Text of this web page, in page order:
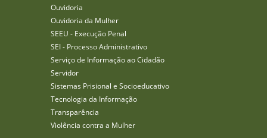
Ouvidoria
Ouvidoria da Mulher
SEEU - Execução Penal
SEI - Processo Administrativo
Serviço de Informação ao Cidadão
Servidor
Sistemas Prisional e Socioeducativo
Tecnologia da Informação
Transparência
Violência contra a Mulher